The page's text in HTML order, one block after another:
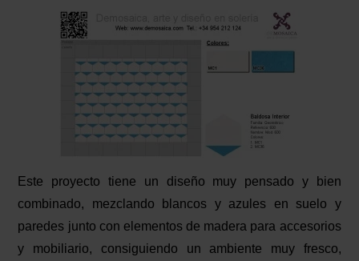
Este proyecto tiene un diseño muy pensado y bien
combinado, mezclando blancos y azules en suelo y
paredes junto con elementos de madera para accesorios
y mobiliario, consiguiendo un ambiente muy fresco,